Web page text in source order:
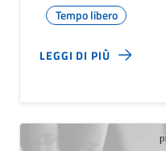
Tempo libero
LEGGI DI PIÙ